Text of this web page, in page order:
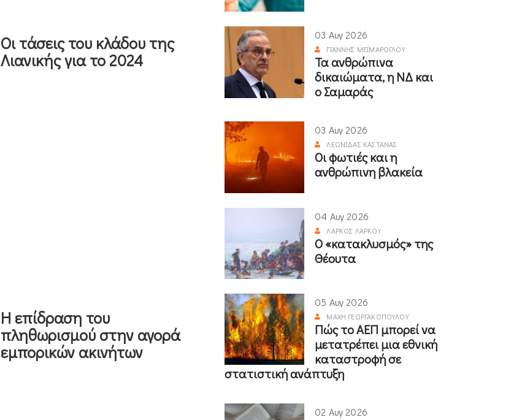
Οι τάσεις του κλάδου της
Λιανικής για το 2024
Η επίδραση του
πληθωρισμού στην αγορά
εμπορικών ακινήτων
03 Αυγ 2026
ΓΙΆΝΝΗΣ ΜΕΪΜΆΡΟΓΛΟΥ
Τα ανθρώπινα
δικαιώματα, η ΝΔ και
ο Σαμαράς
03 Αυγ 2026
ΛΕΩΝΊΔΑΣ ΚΑΣΤΑΝΆΣ
Οι φωτιές και η
ανθρώπινη βλακεία
04 Αυγ 2026
ΛΆΡΚΟΣ ΛΆΡΚΟΥ
Ο «κατακλυσμός» της
Θέουτα
05 Αυγ 2026
ΜΆΧΗ ΓΕΩΡΓΑΚΟΠΟΎΛΟΥ
Πώς το ΑΕΠ μπορεί να
μετατρέπει μια εθνική
καταστροφή σε
στατιστική ανάπτυξη
02 Αυγ 2026